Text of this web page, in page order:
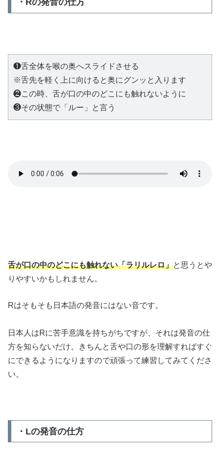
・Rの発音の仕方
❶舌全体を喉の奥へスライドさせる
※舌先を軽く上に向けると奥にグンッと入ります
❷この時、舌が口の中のどこにも触れないように
舌が口の中のどこにも触れない「ラリルレロ」と思うとや
りやすいかもしれません。
Rはそもそも日本語の発音にはない音です。
日本人はRに苦手意識を持ちがちですが、それは発音の仕
方を知らないだけ。きちんと舌や口の形を理解すればすぐ
にできるようになりますので頑張って練習してみてくださ
い。
・Lの発音の仕方